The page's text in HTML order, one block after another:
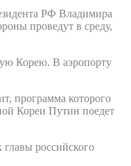
РФ Владимира
проведут в среду,
Корею. В аэропорту
программа которого
Кореи Путин поедет
российского